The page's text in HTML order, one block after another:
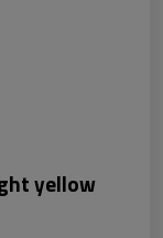
yellow